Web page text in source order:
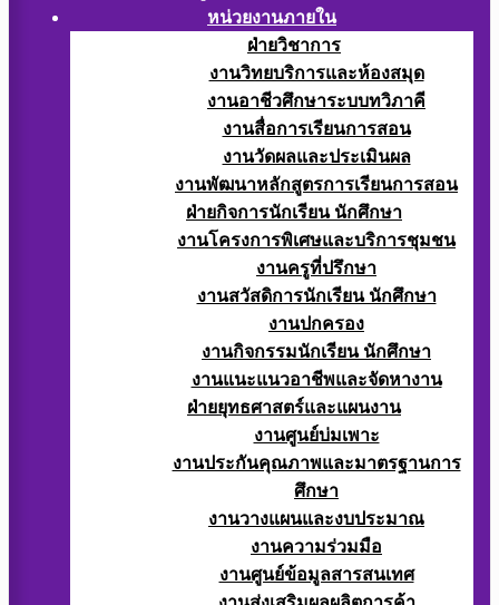
หน่วยงานภายใน
ฝ่ายวิชาการ
งานวิทยบริการและห้องสมุด
งานอาชีวศึกษาระบบทวิภาคี
งานสื่อการเรียนการสอน
งานวัดผลและประเมินผล
งานพัฒนาหลักสูตรการเรียนการสอน
ฝ่ายกิจการนักเรียน นักศึกษา
งานโครงการพิเศษและบริการชุมชน
งานครูที่ปรึกษา
งานสวัสดิการนักเรียน นักศึกษา
งานปกครอง
งานกิจกรรมนักเรียน นักศึกษา
งานแนะแนวอาชีพและจัดหางาน
ฝ่ายยุทธศาสตร์และแผนงาน
งานศูนย์บ่มเพาะ
งานประกันคุณภาพและมาตรฐานการ
ศึกษา
งานวางแผนและงบประมาณ
งานความร่วมมือ
งานศูนย์ข้อมูลสารสนเทศ